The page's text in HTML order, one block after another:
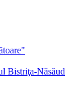
Bistriţa-Năsăud